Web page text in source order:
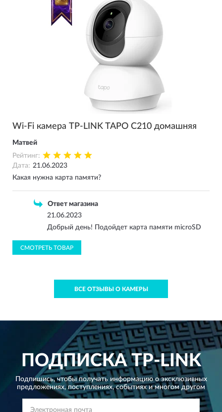
Wi-Fi камера TP-LINK TAPO C210 домашняя
Матвей
Рейтинг:
Дата: 21.06.2023
Какая нужна карта памяти?
Ответ магазина
21.06.2023
Добрый день! Подойдет карта памяти microSD
СМОТРЕТЬ ТОВАР
ВСЕ ОТЗЫВЫ О КАМЕРЫ
ПОДПИСКАTP-LINK
Подпишись, чтобы получать информацию о эксклюзивных
предложениях,поступлениях, событиях и многом другом